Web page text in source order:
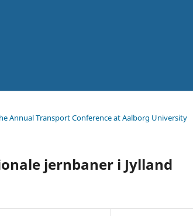
Annual Transport Conference at Aalborg University
jernbaner i Jylland